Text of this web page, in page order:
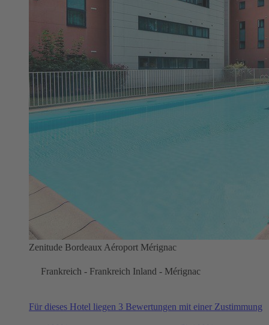
Zenitude Bordeaux Aéroport Mérignac
Frankreich - Frankreich Inland - Mérignac
Für dieses Hotel liegen 3 Bewertungen mit einer Zustimmung